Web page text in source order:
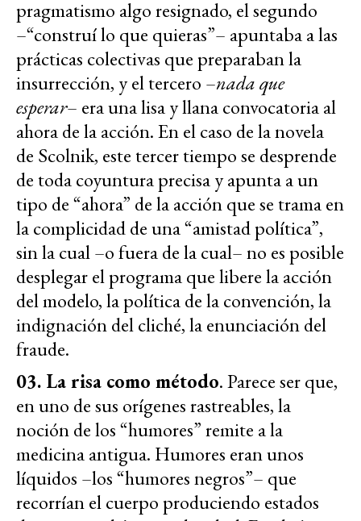
pragmatismo algo resignado, el segundo
–“construí lo que quieras”– apuntaba a las
prácticas colectivas que preparaban la
insurrección, y el tercero –nada que
esperar– era una lisa y llana convocatoria al
ahora de la acción. En el caso de la novela
de Scolnik, este tercer tiempo se desprende
de toda coyuntura precisa y apunta a un
tipo de “ahora” de la acción que se trama en
la complicidad de una “amistad política”,
sin la cual –o fuera de la cual– no es posible
desplegar el programa que libere la acción
del modelo, la política de la convención, la
indignación del cliché, la enunciación del
fraude.
03. La risa como método. Parece ser que,
en uno de sus orígenes rastreables, la
noción de los “humores” remite a la
medicina antigua. Humores eran unos
líquidos –los “humores negros”– que
recorrían el cuerpo produciendo estados